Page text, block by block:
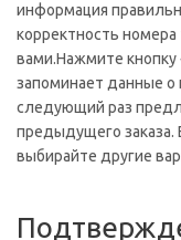
информация
корректность
вами.Нажмите кнопку
запоминает данные о
следующий раз
предыдущего заказа.
выбирайте другие